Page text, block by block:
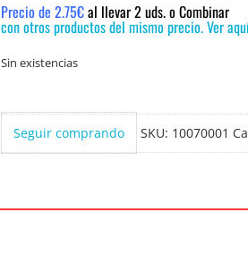
Precio de 2.75€al llevar 2 uds. o Combinar
con otros productos del mismo precio. Ver
Sin existencias
Seguir comprando SKU: 10070001